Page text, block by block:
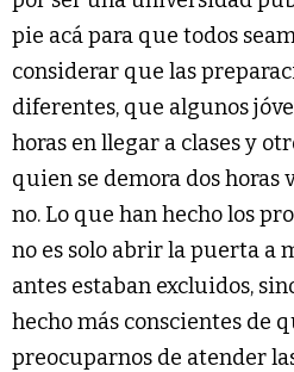
pie acá para que todos
considerar que las
diferentes, que algunos
horas en llegar a clases y
quien se demora dos horas
no. Lo que han hecho los
no es solo abrir la puerta a
antes estaban excluidos,
hecho más conscientes de
preocuparnos de atender